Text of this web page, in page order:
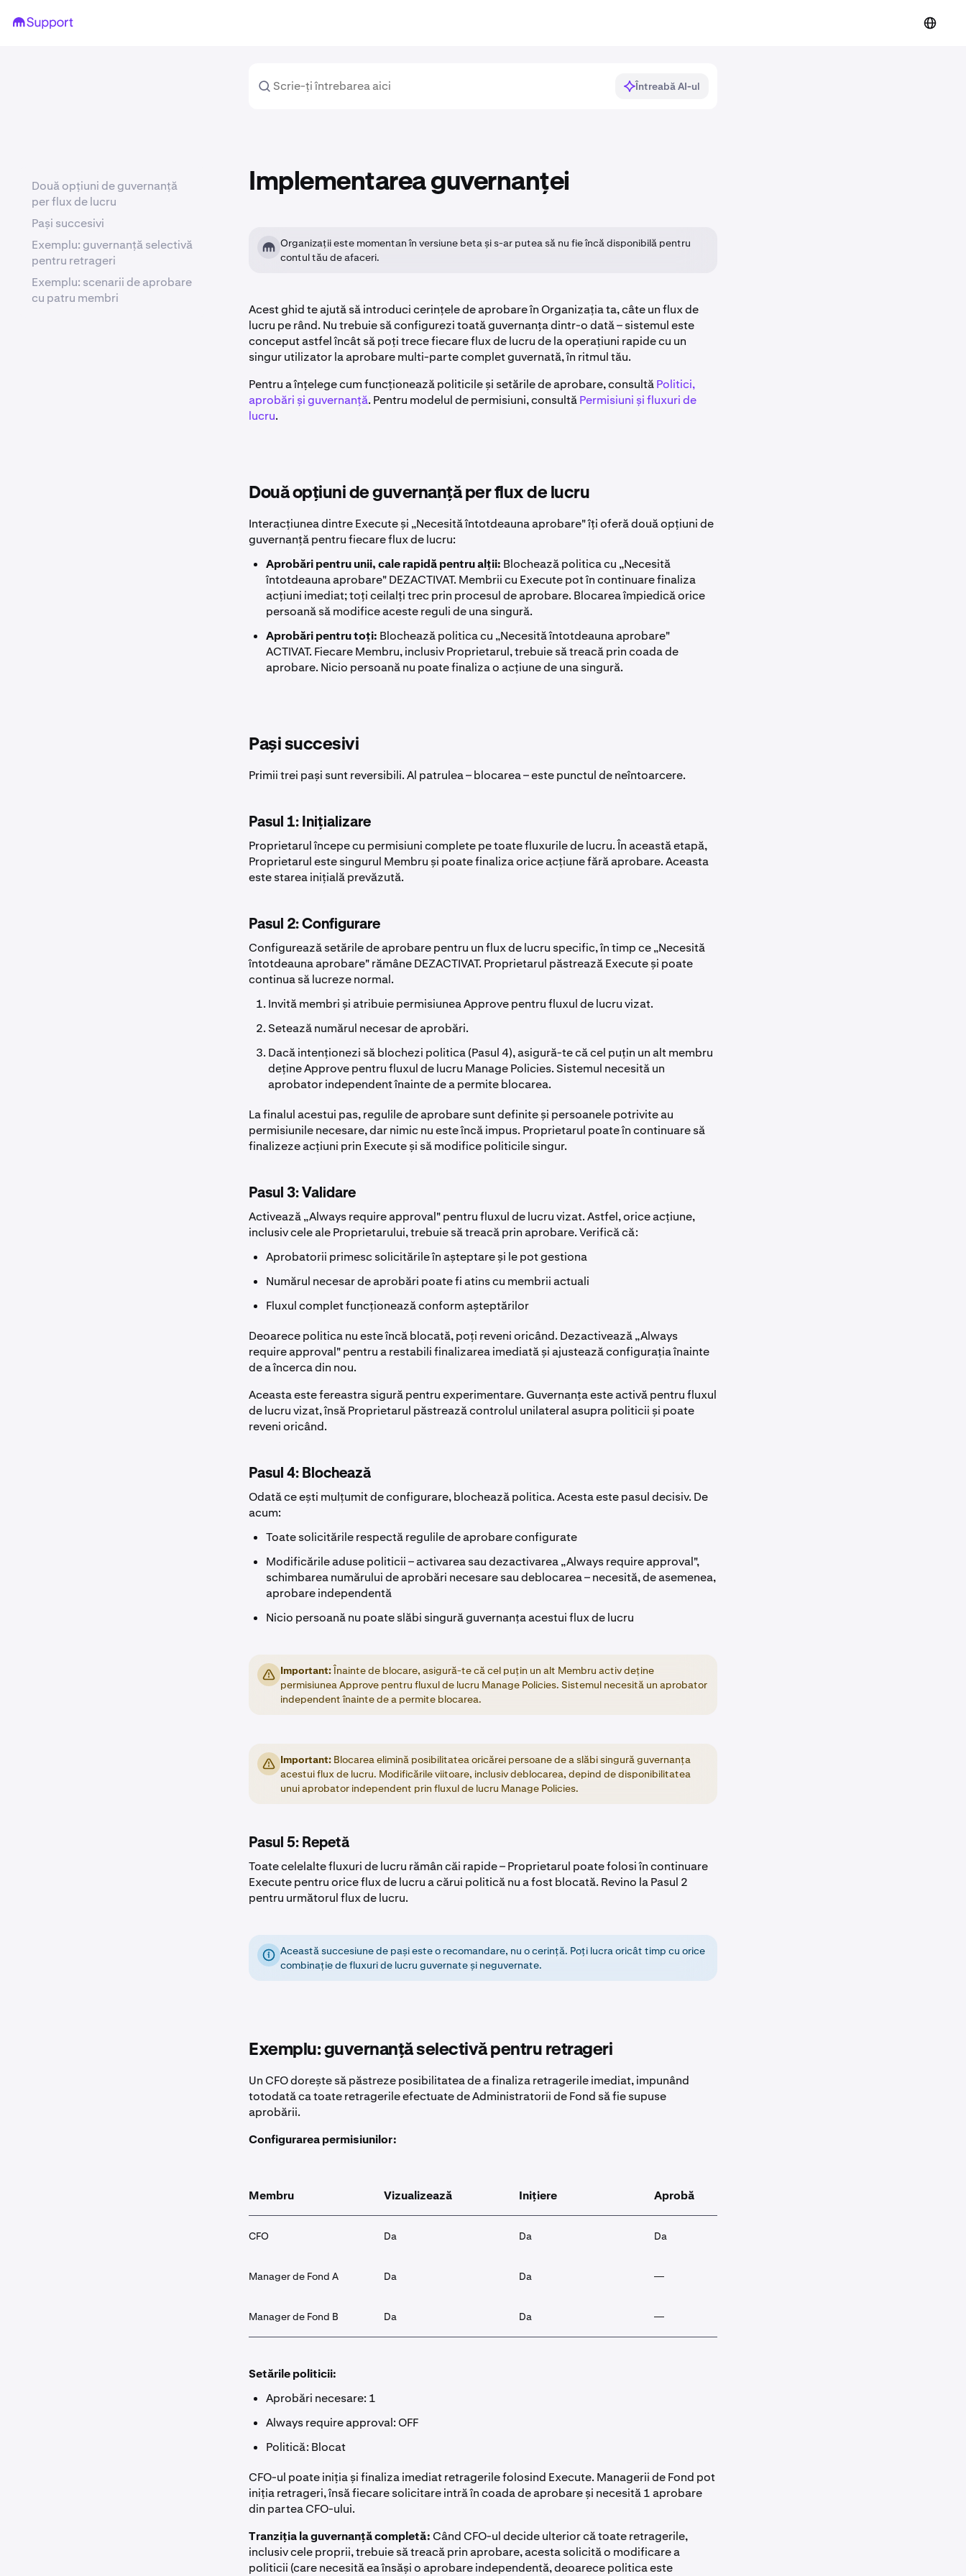
Întreabă AI-ul
Implementarea guvernanței
Organizații este momentan în versiune beta și s-ar putea să nu fie încă disponibilă pentru
contul tău de afaceri.
Acest ghid te ajută să introduci cerințele de aprobare în Organizația ta, câte un flux de
lucru pe rând. Nu trebuie să configurezi toată guvernanța dintr-o dată – sistemul este
conceput astfel încât să poți trece fiecare flux de lucru de la operațiuni rapide cu un
singur utilizator la aprobare multi-parte complet guvernată, în ritmul tău.
Pentru a înțelege cum funcționează politicile și setările de aprobare, consultăPolitici,
aprobări și guvernanță. Pentru modelul de permisiuni, consultăPermisiuni și fluxuri de
lucru.
Două opțiuni de guvernanță per flux de lucru
Interacțiunea dintre Execute și „Necesită întotdeauna aprobare" îți oferă două opțiuni de
guvernanță pentru fiecare flux de lucru:
Aprobări pentru unii, cale rapidă pentru alții: Blochează politica cu „Necesită
întotdeauna aprobare" DEZACTIVAT. Membrii cu Execute pot în continuare finaliza
acțiuni imediat; toți ceilalți trec prin procesul de aprobare. Blocarea împiedică orice
persoană să modifice aceste reguli de una singură.
Aprobări pentru toți: Blochează politica cu „Necesită întotdeauna aprobare"
ACTIVAT. Fiecare Membru, inclusiv Proprietarul, trebuie să treacă prin coada de
aprobare. Nicio persoană nu poate finaliza o acțiune de una singură.
Pași succesivi
Primii trei pași sunt reversibili. Al patrulea – blocarea – este punctul de neîntoarcere.
Pasul 1: Inițializare
Proprietarul începe cu permisiuni complete pe toate fluxurile de lucru. În această etapă,
Proprietarul este singurul Membru și poate finaliza orice acțiune fără aprobare. Aceasta
este starea inițială prevăzută.
Pasul 2: Configurare
Configurează setările de aprobare pentru un flux de lucru specific, în timp ce „Necesită
întotdeauna aprobare" rămâne DEZACTIVAT. Proprietarul păstrează Execute și poate
continua să lucreze normal.
Invită membri și atribuie permisiunea Approve pentru fluxul de lucru vizat.
Setează numărul necesar de aprobări.
Dacă intenționezi să blochezi politica (Pasul 4), asigură-te că cel puțin un alt membru
deține Approve pentru fluxul de lucru Manage Policies. Sistemul necesită un
aprobator independent înainte de a permite blocarea.
La finalul acestui pas, regulile de aprobare sunt definite și persoanele potrivite au
permisiunile necesare, dar nimic nu este încă impus. Proprietarul poate în continuare să
finalizeze acțiuni prin Execute și să modifice politicile singur.
Pasul 3: Validare
Activează „Always require approval" pentru fluxul de lucru vizat. Astfel, orice acțiune,
inclusiv cele ale Proprietarului, trebuie să treacă prin aprobare. Verifică că:
Aprobatorii primesc solicitările în așteptare și le pot gestiona
Numărul necesar de aprobări poate fi atins cu membrii actuali
Fluxul complet funcționează conform așteptărilor
Deoarece politica nu este încă blocată, poți reveni oricând. Dezactivează „Always
require approval" pentru a restabili finalizarea imediată și ajustează configurația înainte
de a încerca din nou.
Aceasta este fereastra sigură pentru experimentare. Guvernanța este activă pentru fluxul
de lucru vizat, însă Proprietarul păstrează controlul unilateral asupra politicii și poate
reveni oricând.
Pasul 4: Blochează
Odată ce ești mulțumit de configurare, blochează politica. Acesta este pasul decisiv. De
acum:
Toate solicitările respectă regulile de aprobare configurate
Modificările aduse politicii – activarea sau dezactivarea „Always require approval",
schimbarea numărului de aprobări necesare sau deblocarea – necesită, de asemenea,
aprobare independentă
Nicio persoană nu poate slăbi singură guvernanța acestui flux de lucru
Important:Înainte de blocare, asigură-te că cel puțin un alt Membru activ deține
permisiunea Approve pentru fluxul de lucru Manage Policies. Sistemul necesită un aprobator
independent înainte de a permite blocarea.
Important: Blocarea elimină posibilitatea oricărei persoane de a slăbi singură guvernanța
acestui flux de lucru. Modificările viitoare, inclusiv deblocarea, depind de disponibilitatea
unui aprobator independent prin fluxul de lucru Manage Policies.
Pasul 5: Repetă
Toate celelalte fluxuri de lucru rămân căi rapide – Proprietarul poate folosi în continuare
Execute pentru orice flux de lucru a cărui politică nu a fost blocată. Revino la Pasul 2
pentru următorul flux de lucru.
Această succesiune de pași este o recomandare, nu o cerință. Poți lucra oricât timp cu orice
combinație de fluxuri de lucru guvernate și neguvernate.
Exemplu: guvernanță selectivă pentru retrageri
Un CFO dorește să păstreze posibilitatea de a finaliza retragerile imediat, impunând
totodată ca toate retragerile efectuate de Administratorii de Fond să fie supuse
aprobării.
Configurarea permisiunilor:
Membru Vizualizează Inițiere Aprobă
CFO Da Da Da
Manager de Fond A Da Da —
Manager de Fond B Da Da —
Setările politicii:
Aprobări necesare: 1
Always require approval: OFF
Politică: Blocat
CFO-ul poate iniția și finaliza imediat retragerile folosind Execute. Managerii de Fond pot
iniția retrageri, însă fiecare solicitare intră în coada de aprobare și necesită 1 aprobare
din partea CFO-ului.
Tranziția la guvernanță completă:Când CFO-ul decide ulterior că toate retragerile,
inclusiv cele proprii, trebuie să treacă prin aprobare, acesta solicită o modificare a
politicii (care necesită ea însăși o aprobare independentă, deoarece politica este
Două opțiuni de guvernanță
per flux de lucru
Pași succesivi
Exemplu: guvernanță selectivă
pentru retrageri
Exemplu: scenarii de aprobare
cu patru membri